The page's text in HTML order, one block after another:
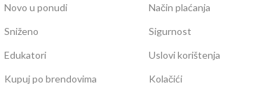
Novo u ponudi
Sniženo
Edukatori
Kupuj po brendovima
Način plaćanja
Sigurnost
Uslovi korištenja
Kolačići